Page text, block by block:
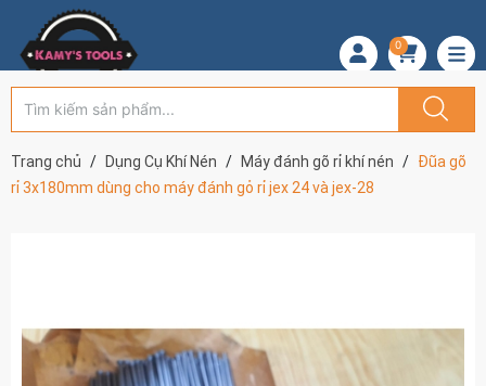
0
Trang chủ Dụng Cụ Khí Nén Máy đánh gõ rỉ khí nén
Đũa gõ
rỉ 3x180mm dùng cho máy đánh gỏ rỉ jex 24 và jex-28